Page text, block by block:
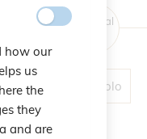
Original
1 Articolo
how our
us
the
they
and are